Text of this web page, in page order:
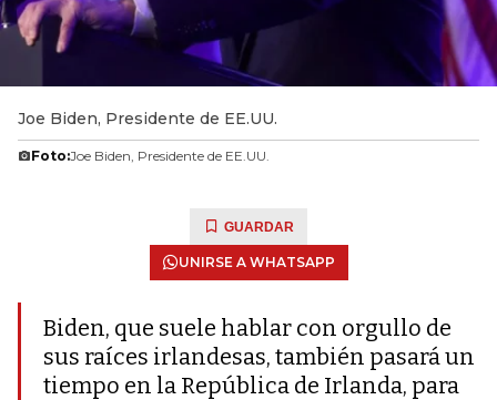
Joe Biden, Presidente de EE.UU.
Foto:Joe Biden, Presidente de EE.UU.
GUARDAR
UNIRSE A WHATSAPP
Biden, que suele hablar con orgullo de
sus raíces irlandesas, también pasará un
tiempo en la República de Irlanda, para